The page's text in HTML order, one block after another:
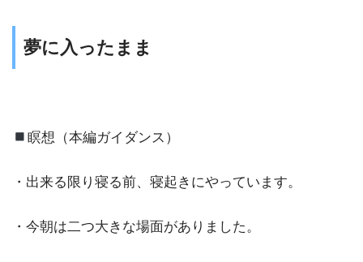
夢に入ったまま
瞑想（本編ガイダンス）
・出来る限り寝る前、寝起きにやっています。
・今朝は二つ大きな場面がありました。